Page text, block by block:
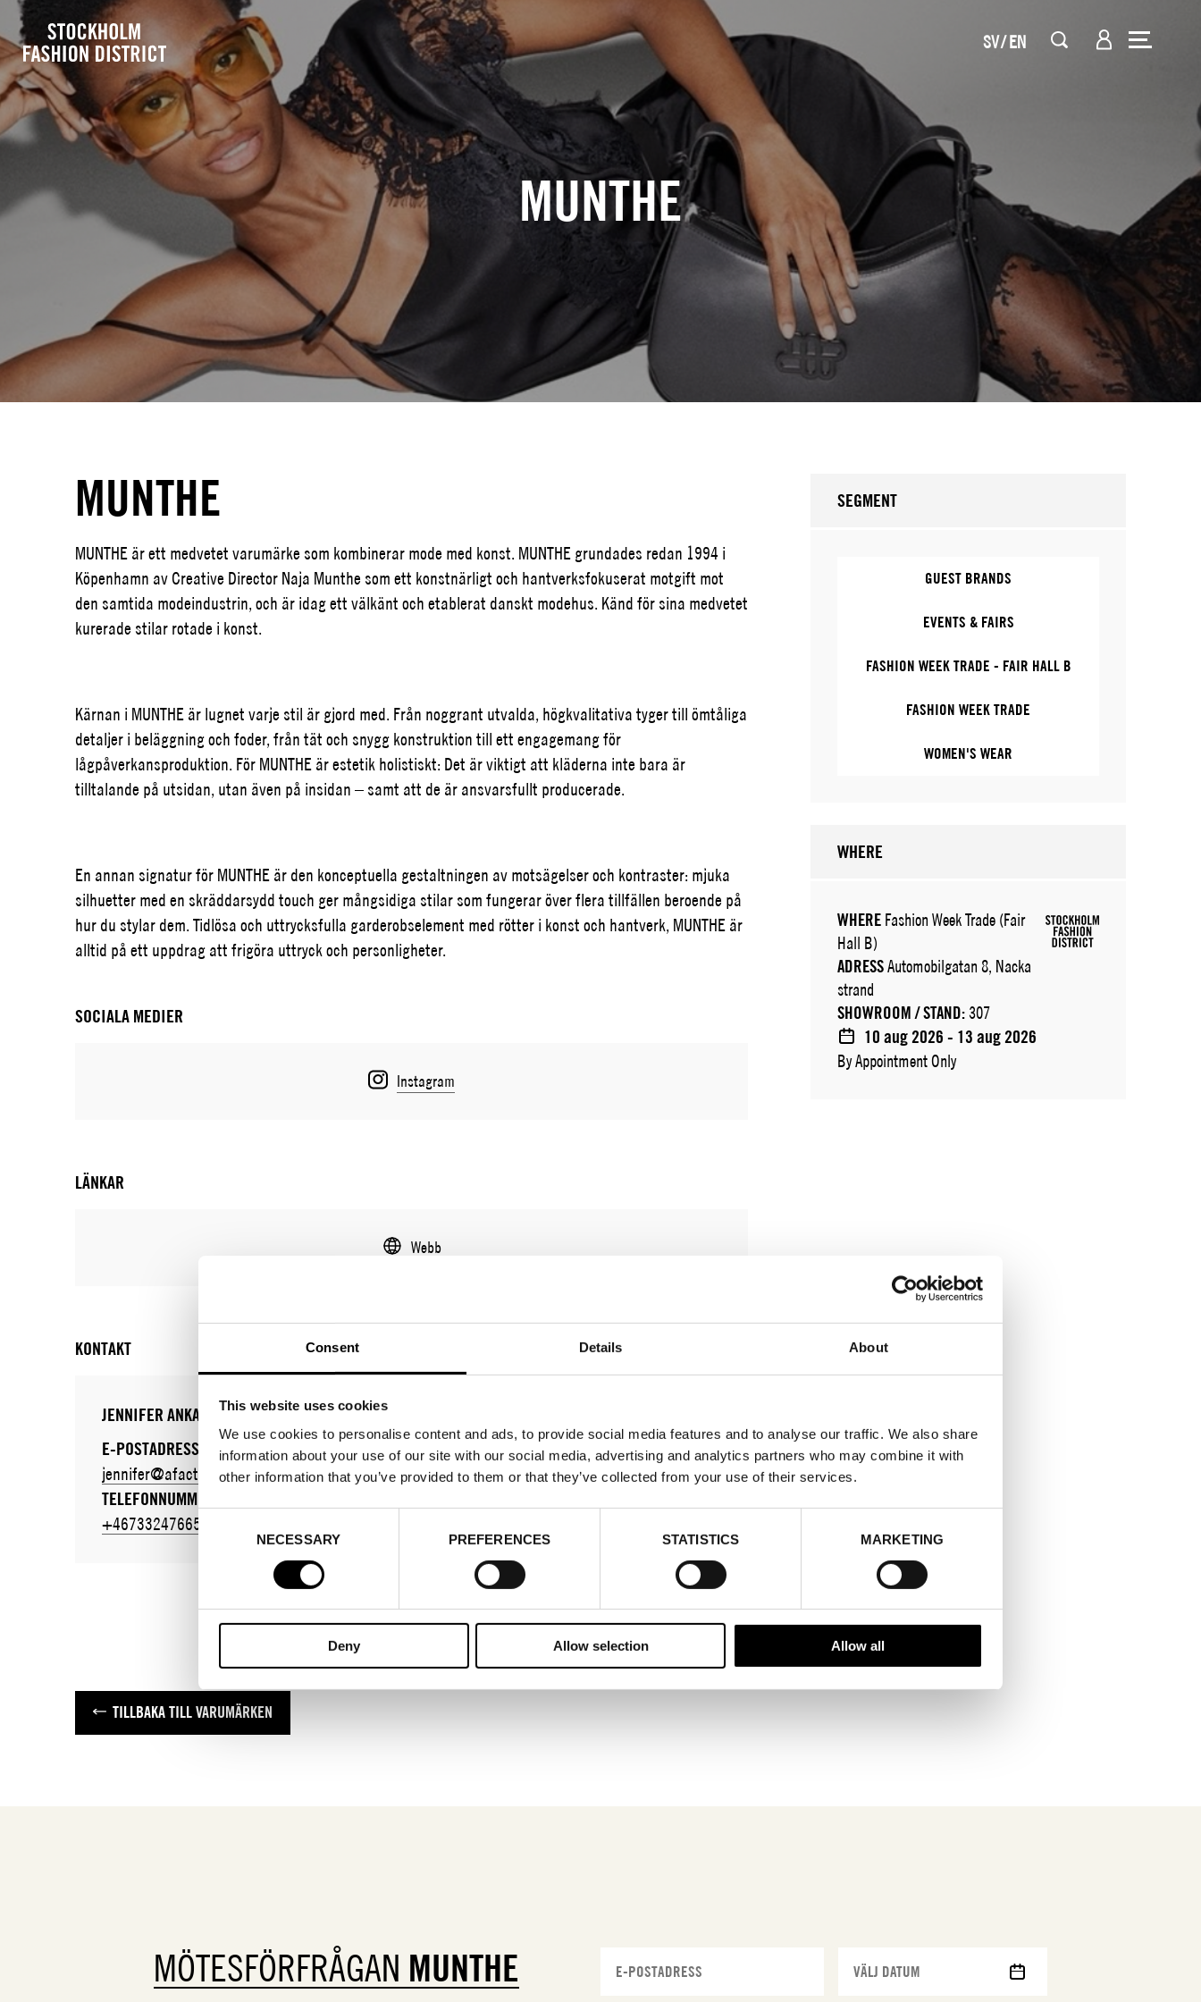
Consent Details About
This website uses cookies
We use cookies to personalise content and ads, to provide social media features and to analyse our traffic. We also share
information about your use of our site with our social media, advertising and analytics partners who may combine it with
other information that you’ve provided to them or that they’ve collected from your use of their services.
Consent
Selection
NECESSARY PREFERENCES STATISTICS MARKETING
Deny Allow selection Allow all
SV EN
MUNTHE
MUNTHE
MUNTHE är ett medvetet varumärke som kombinerar mode med konst. MUNTHE grundades redan 1994 i
Köpenhamn av Creative Director Naja Munthe som ett konstnärligt och hantverksfokuserat motgift mot
den samtida modeindustrin, och är idag ett välkänt och etablerat danskt modehus. Känd för sina medvetet
kurerade stilar rotade i konst.
Kärnan i MUNTHE är lugnet varje stil är gjord med. Från noggrant utvalda, högkvalitativa tyger till ömtåliga
detaljer i beläggning och foder, från tät och snygg konstruktion till ett engagemang för
lågpåverkansproduktion. För MUNTHE är estetik holistiskt: Det är viktigt att kläderna inte bara är
tilltalande på utsidan, utan även på insidan – samt att de är ansvarsfullt producerade.
En annan signatur för MUNTHE är den konceptuella gestaltningen av motsägelser och kontraster: mjuka
silhuetter med en skräddarsydd touch ger mångsidiga stilar som fungerar över flera tillfällen beroende på
hur du stylar dem. Tidlösa och uttrycksfulla garderobselement med rötter i konst och hantverk, MUNTHE är
alltid på ett uppdrag att frigöra uttryck och personligheter.
SOCIALA MEDIER
Instagram
LÄNKAR
Webb
KONTAKT
JENNIFER ANKARSTEN
E-POSTADRESS:
jennifer@afactory.se
TELEFONNUMMER:
+46733247665
SEGMENT
GUEST BRANDS
EVENTS & FAIRS
FASHION WEEK TRADE - FAIR HALL B
FASHION WEEK TRADE
WOMEN'S WEAR
WHERE
WHERE Fashion Week Trade (Fair
Hall B)
ADRESSAutomobilgatan 8, Nacka
strand
SHOWROOM / STAND: 307
10 aug 2026 - 13 aug 2026
By Appointment Only
TILLBAKA TILL VARUMÄRKEN
MÖTESFÖRFRÅGAN MUNTHE